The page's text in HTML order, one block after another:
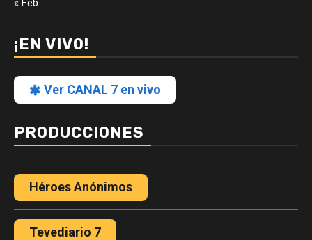
« Feb
¡EN VIVO!
Ver CANAL 7 en vivo
PRODUCCIONES
Héroes Anónimos
Tevediario 7